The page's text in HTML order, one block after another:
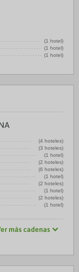
(1 hotel)
(1 hotel)
(1 hotel)
(4 hoteles)
(3 hoteles)
(1 hotel)
(2 hoteles)
(6 hoteles)
(1 hotel)
(2 hoteles)
(1 hotel)
(2 hoteles)
(1 hotel)
más cadenas